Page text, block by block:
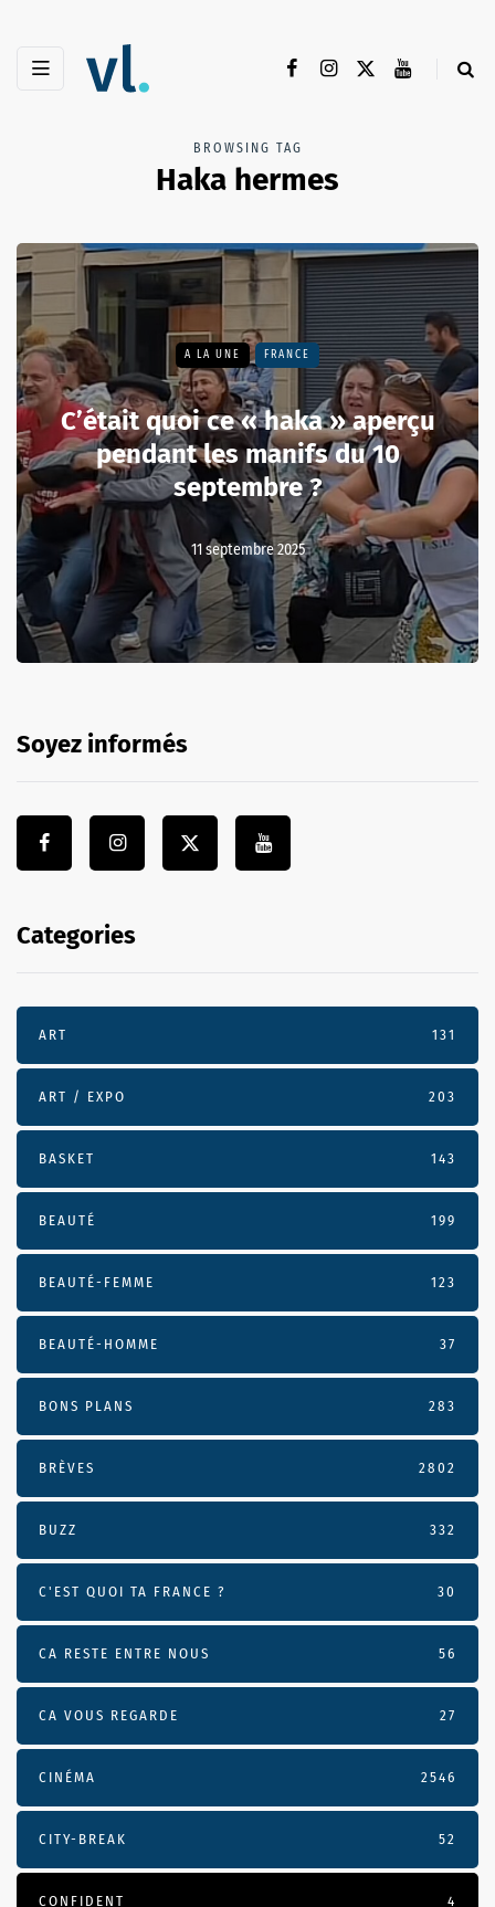
BROWSING TAG
Haka hermes
A LA UNE FRANCE
C’était quoi ce « haka » aperçu
pendant les manifs du 10
septembre ?
11 septembre 2025
Soyez informés
Categories
ART 131
ART / EXPO 203
BASKET 143
BEAUTÉ 199
BEAUTÉ-FEMME 123
BEAUTÉ-HOMME 37
BONS PLANS 283
BRÈVES 2802
BUZZ 332
C'EST QUOI TA FRANCE ? 30
CA RESTE ENTRE NOUS 56
CA VOUS REGARDE 27
CINÉMA 2546
CITY-BREAK 52
CONFIDENT 4